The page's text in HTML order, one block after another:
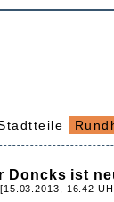
Doncks ist
16.42